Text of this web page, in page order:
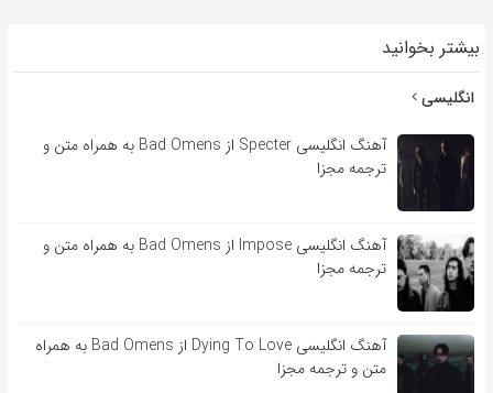
بیشتر بخوانید
انگلیسی
آهنگ انگلیسی Specter از Bad Omens به همراه متن و
ترجمه مجزا
آهنگ انگلیسی Impose از Bad Omens به همراه متن و
ترجمه مجزا
آهنگ انگلیسی Dying To Love از Bad Omens به همراه
متن و ترجمه مجزا